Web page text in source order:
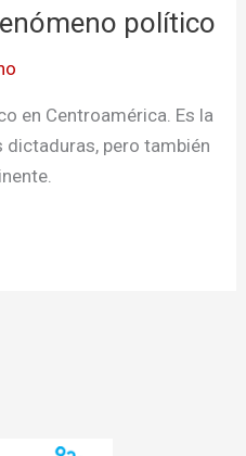
político
en Centroamérica. Es la
dictaduras, pero también